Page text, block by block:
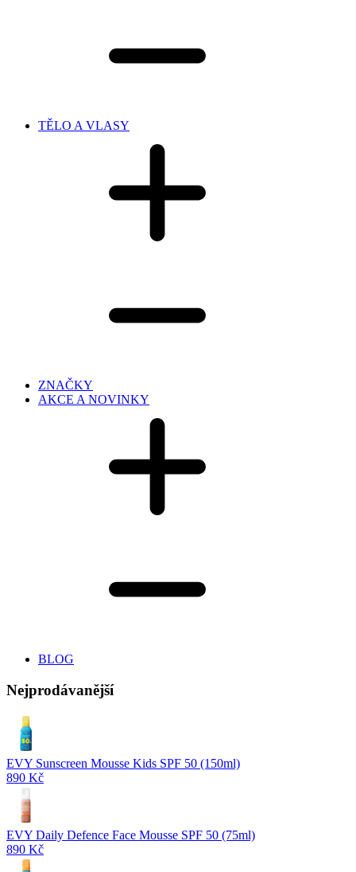
TĚLO A VLASY
ZNAČKY
AKCE A NOVINKY
BLOG
Nejprodávanější
EVY Sunscreen Mousse Kids SPF 50 (150ml)
890 Kč
EVY Daily Defence Face Mousse SPF 50 (75ml)
890 Kč